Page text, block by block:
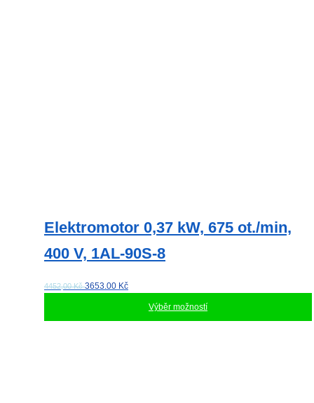
Elektromotor 0,37 kW, 675 ot./min,
400 V, 1AL-90S-8
4452,00 Kč3653.00 Kč
Výběr možností